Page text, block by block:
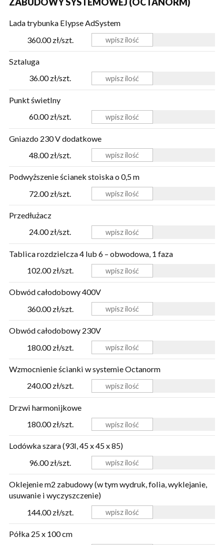
ZABUDOWY SYSTEMOWEJ (OCTANORM)
Lada trybunka Elypse AdSystem
360.00 zł/szt.
Sztaluga
36.00 zł/szt.
Punkt świetlny
60.00 zł/szt.
Gniazdo 230 V dodatkowe
48.00 zł/szt.
Podwyższenie ścianek stoiska o 0,5 m
72.00 zł/szt.
Przedłużacz
24.00 zł/szt.
Tablica rozdzielcza 4 lub 6 – obwodowa, 1 faza
102.00 zł/szt.
Obwód całodobowy 400V
360.00 zł/szt.
Obwód całodobowy 230V
180.00 zł/szt.
Wzmocnienie ścianki w systemie Octanorm
240.00 zł/szt.
Drzwi harmonijkowe
180.00 zł/szt.
Lodówka szara (93l, 45 x 45 x 85)
96.00 zł/szt.
Oklejenie m2 zabudowy (w tym wydruk, folia, wyklejanie,
usuwanie i wyczyszczenie)
144.00 zł/szt.
Półka 25 x 100 cm